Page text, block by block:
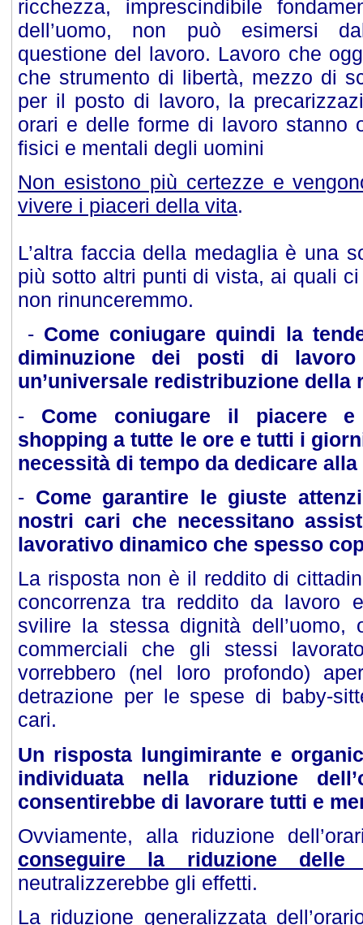
ricchezza, imprescindibile
dell’uomo, non può esimersi
questione del lavoro. Lavoro che
che strumento di libertà, mezzo di
per il posto di lavoro, la
orari e delle forme di lavoro stanno
fisici e mentali degli uomini
Non esistono più certezze e
vivere i piaceri della vita.
L’altra faccia della medaglia è una
più sotto altri punti di vista, ai quali
non rinunceremmo.
- Come coniugare quindi la
diminuzione dei posti di
un’universale redistribuzione della
- Come coniugare il piacere
shopping a tutte le ore e tutti i
necessità di tempo da dedicare
- Come garantire le giuste
nostri cari che necessitano
lavorativo dinamico che spesso
La risposta non è il reddito di
concorrenza tra reddito da lavoro
svilire la stessa dignità
commerciali che gli stessi
vorrebbero (nel loro profondo)
detrazione per le spese di baby-
cari.
Un risposta lungimirante e
individuata nella riduzione
consentirebbe di lavorare tutti e
Ovviamente, alla riduzione
conseguire la riduzione delle
neutralizzerebbe gli effetti.
La riduzione generalizzata